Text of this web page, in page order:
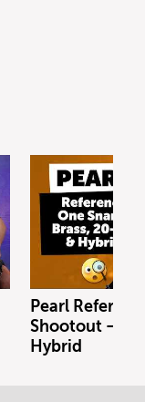
Pearl
Shootout –
Hybrid